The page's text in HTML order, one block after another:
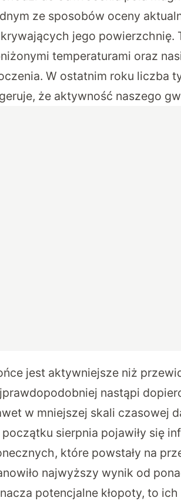
ze sposobów oceny
jego powierzchnię.
temperaturami oraz
W ostatnim roku liczba
że aktywność naszego
jest aktywniejsze niż
nastąpi
w mniejszej skali czasowej
początku sierpnia pojawiły się
które powstały na
najwyższy wynik od
potencjalne kłopoty, to